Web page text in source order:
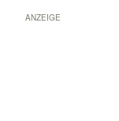
ANZEIGE